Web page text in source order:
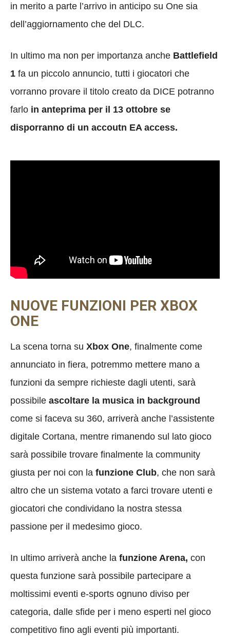
in merito a parte l’arrivo in anticipo su One sia
dell’aggiornamento che del DLC.
In ultimo ma non per importanza anche Battlefield
1 fa un piccolo annuncio, tutti i giocatori che
vorranno provare il titolo creato da DICE potranno
farlo in anteprima per il 13 ottobre se
disporranno di un accoutn EA access.
NUOVE FUNZIONI PER XBOX
ONE
La scena torna su Xbox One, finalmente come
annunciato in fiera, potremmo mettere mano a
funzioni da sempre richieste dagli utenti, sarà
possibile ascoltare la musica in background
come si faceva su 360, arriverà anche l’assistente
digitale Cortana, mentre rimanendo sul lato gioco
sarà possibile trovare finalmente la community
giusta per noi con la funzione Club, che non sarà
altro che un sistema votato a farci trovare utenti e
giocatori che condividano la nostra stessa
passione per il medesimo gioco.
In ultimo arriverà anche la funzione Arena, con
questa funzione sarà possibile partecipare a
moltissimi eventi e-sports ognuno diviso per
categoria, dalle sfide per i meno esperti nel gioco
competitivo fino agli eventi più importanti.